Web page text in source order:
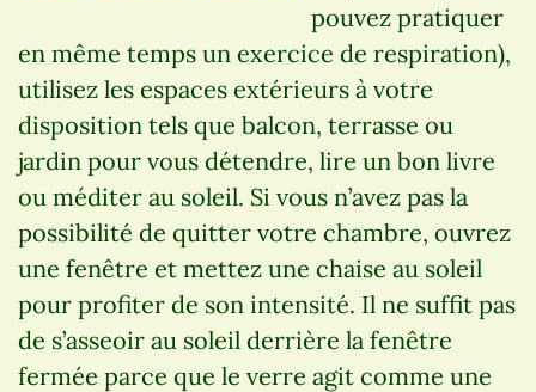
pouvez pratiquer
en même temps un exercice de respiration),
utilisez les espaces extérieurs à votre
disposition tels que balcon, terrasse ou
jardin pour vous détendre, lire un bon livre
ou méditer au soleil. Si vous n’avez pas la
possibilité de quitter votre chambre, ouvrez
une fenêtre et mettez une chaise au soleil
pour profiter de son intensité. Il ne suffit pas
de s’asseoir au soleil derrière la fenêtre
fermée parce que le verre agit comme une